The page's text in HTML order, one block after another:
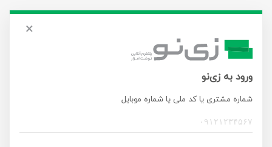
×
ورود به زی‌نو
شماره مشتری یا کد ملی یا شماره موبایل